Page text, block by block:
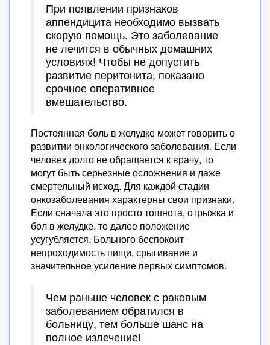
При появлении признаков
аппендицита необходимо вызвать
скорую помощь. Это заболевание
не лечится в обычных домашних
условиях! Чтобы не допустить
развитие перитонита, показано
срочное оперативное
вмешательство.
Постоянная боль в желудке может говорить о
развитии онкологического заболевания. Если
человек долго не обращается к врачу, то
могут быть серьезные осложнения и даже
смертельный исход. Для каждой стадии
онкозаболевания характерны свои признаки.
Если сначала это просто тошнота, отрыжка и
бол в желудке, то далее положение
усугубляется. Больного беспокоит
непроходимость пищи, срыгивание и
значительное усиление первых симптомов.
Чем раньше человек с раковым
заболеванием обратился в
больницу, тем больше шанс на
полное излечение!